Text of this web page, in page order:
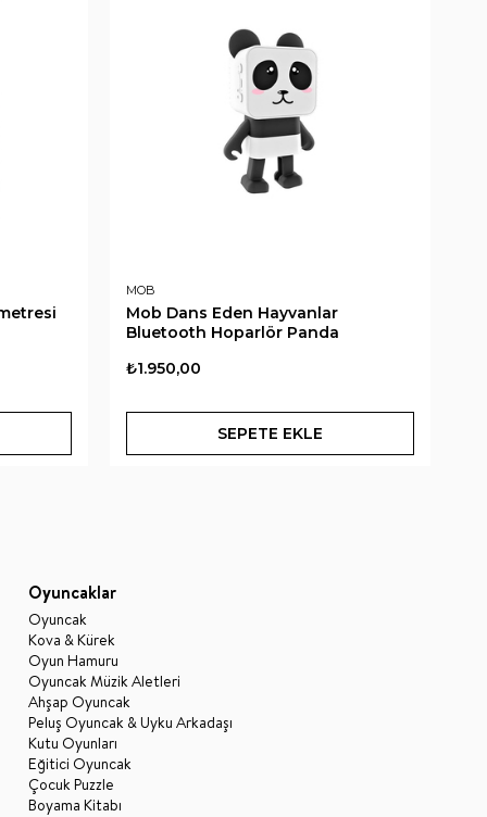
MOB
Mob Dans Eden Hayvanlar
Bluetooth Hoparlör Panda
₺1.950,00
SEPETE EKLE
Oyuncaklar
Oyuncak
Kova & Kürek
Oyun Hamuru
Oyuncak Müzik Aletleri
Ahşap Oyuncak
Peluş Oyuncak & Uyku Arkadaşı
Kutu Oyunları
Eğitici Oyuncak
Çocuk Puzzle
Boyama Kitabı